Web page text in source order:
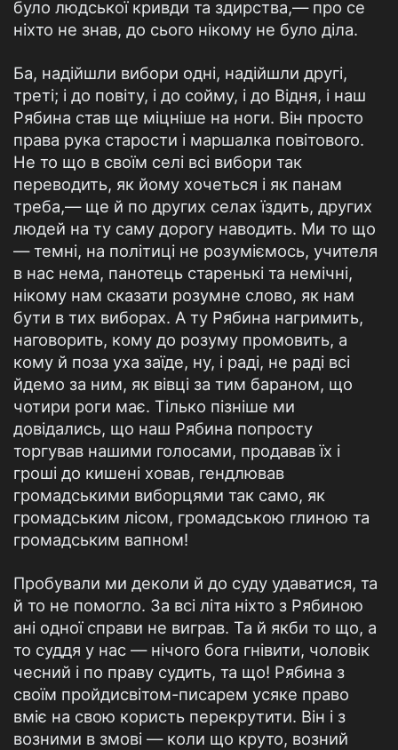
було людської кривди та здирства,— про се
ніхто не знав, до сього нікому не було діла.
Ба, надійшли вибори одні, надійшли другі,
треті; і до по­віту, і до сойму, і до Відня, і наш
Рябина став ще міцніше на ноги. Він просто
права рука старости і маршалка повітового.
Не то що в своїм селі всі вибори так
переводить, як йому хочеться і як панам
треба,— ще й по других селах їздить, других
людей на ту саму дорогу наводить. Ми то що
— темні, на політиці не розуміємось, учителя
в нас нема, панотець старенькі та немічні,
нікому нам сказати розумне слово, як нам
бути в тих виборах. А ту Рябина нагримить,
наговорить, кому до розуму промовить, а
кому й поза уха заїде, ну, і раді, не раді всі
йдемо за ним, як вівці за тим бараном, що
чотири роги має. Тілько пізніше ми
довідались, що наш Рябина попросту
торгував нашими голосами, продавав їх і
гроші до кишені ховав, гендлював
громадськими ви­борцями так само, як
громадським лісом, громадською глиною та
громадським вапном!
Пробували ми деколи й до суду удаватися, та
й то не по­могло. За всі літа ніхто з Рябиною
ані одної справи не виграв. Та й якби то що, а
то суддя у нас — нічого бога гнівити, чоло­вік
чесний і по праву судить, та що! Рябина з
своїм пройди­світом-писарем усяке право
вміє на свою користь перекрутити. Він і з
возними в змові — коли що круто, возний